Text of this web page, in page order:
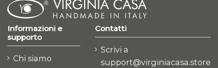
Informazioni e
supporto
Chi siamo
Contatti
Scrivi a
support@virginiacasa.store